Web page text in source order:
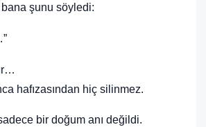
şunu söyledi:
hafızasından hiç silinmez.
bir doğum anı değildi.